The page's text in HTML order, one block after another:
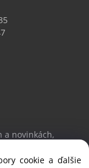
a novinkách,
cookie a ďalšie